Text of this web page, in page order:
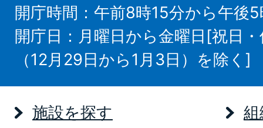
開庁時間：午前8時15分から午後
開庁日：月曜日から金曜日[祝日
（12月29日から1月3日）を除く]
施設を探す